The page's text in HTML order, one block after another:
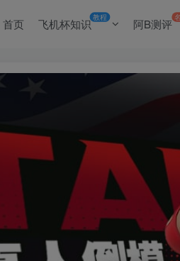
首页 飞机杯知识教程 阿B测评